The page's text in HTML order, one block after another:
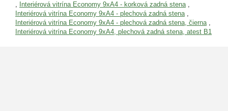
,
Interiérová vitrína Economy 9xA4 - korková zadná stena ,
Interiérová vitrína Economy 9xA4 - plechová zadná stena ,
Interiérová vitrína Economy 9xA4 - plechová zadná stena, čierna ,
Interiérová vitrína Economy 9xA4, plechová zadná stena, atest B1